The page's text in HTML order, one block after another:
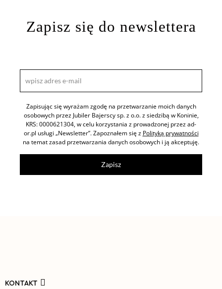
Zapisz się do newslettera
Zapisując się wyrażam zgodę na przetwarzanie moich danych
osobowych przez Jubiler Bajerscy sp. z o.o. z siedzibą w Koninie,
KRS: 0000621304, w celu korzystania z prowadzonej przez ad-
or.pl usługi „Newsletter”. Zapoznałem się z Polityką prywatności
na temat zasad przetwarzania danych osobowych i ją akceptuję.
Zapisz
KONTAKT